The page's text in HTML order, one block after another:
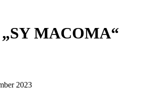
„SY MACOMA“
2023